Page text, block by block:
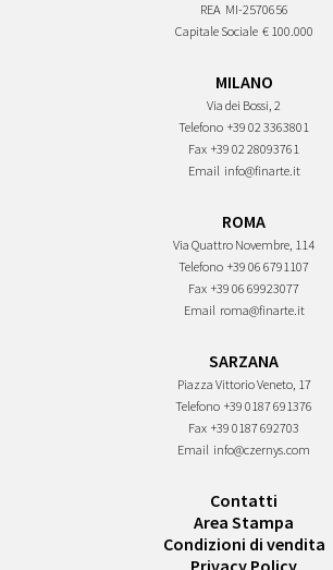
REA MI-2570656
Capitale Sociale € 100.000
MILANO
Via dei Bossi, 2
Telefono +39 02 3363801
Fax +39 02 28093761
Email info@finarte.it
ROMA
Via Quattro Novembre, 114
Telefono +39 06 6791107
Fax +39 06 69923077
Email roma@finarte.it
SARZANA
Piazza Vittorio Veneto, 17
Telefono +39 0187 691376
Fax +39 0187 692703
Email info@czernys.com
Contatti
Area Stampa
Condizioni di vendita